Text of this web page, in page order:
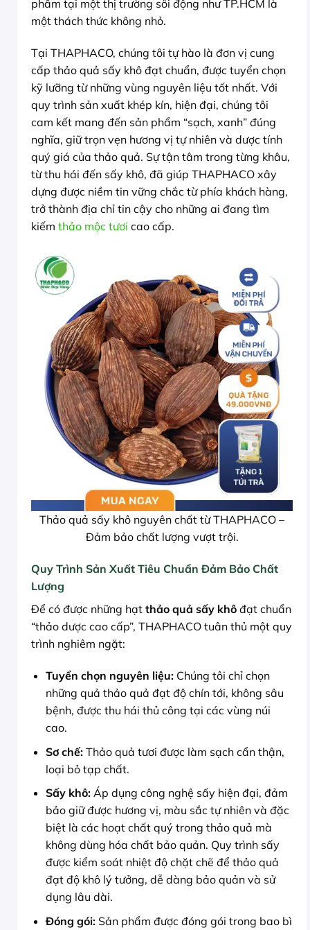
phẩm tại một thị trường sôi động như TP.HCM là
một thách thức không nhỏ.
Tại THAPHACO, chúng tôi tự hào là đơn vị cung
cấp thảo quả sấy khô đạt chuẩn, được tuyển chọn
kỹ lưỡng từ những vùng nguyên liệu tốt nhất. Với
quy trình sản xuất khép kín, hiện đại, chúng tôi
cam kết mang đến sản phẩm “sạch, xanh” đúng
nghĩa, giữ trọn vẹn hương vị tự nhiên và dược tính
quý giá của thảo quả. Sự tận tâm trong từng khâu,
từ thu hái đến sấy khô, đã giúp THAPHACO xây
dựng được niềm tin vững chắc từ phía khách hàng,
trở thành địa chỉ tin cậy cho những ai đang tìm
kiếm thảo mộc tươi cao cấp.
Thảo quả sấy khô nguyên chất từ THAPHACO –
Đảm bảo chất lượng vượt trội.
Quy Trình Sản Xuất Tiêu Chuẩn Đảm Bảo Chất
Lượng
Để có được những hạt thảo quả sấy khô đạt chuẩn
“thảo dược cao cấp”, THAPHACO tuân thủ một quy
trình nghiêm ngặt:
Tuyển chọn nguyên liệu:Chúng tôi chỉ chọn
những quả thảo quả đạt độ chín tới, không sâu
bệnh, được thu hái thủ công tại các vùng núi
cao.
Sơ chế:Thảo quả tươi được làm sạch cẩn thận,
loại bỏ tạp chất.
Sấy khô:Áp dụng công nghệ sấy hiện đại, đảm
bảo giữ được hương vị, màu sắc tự nhiên và đặc
biệt là các hoạt chất quý trong thảo quả mà
không dùng hóa chất bảo quản. Quy trình sấy
được kiểm soát nhiệt độ chặt chẽ để thảo quả
đạt độ khô lý tưởng, dễ dàng bảo quản và sử
dụng lâu dài.
Đóng gói:Sản phẩm được đóng gói trong bao bì